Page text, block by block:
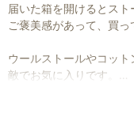
届いた箱を開けるとス
ご褒美感があって、買っ
ウールストールやコッ
敵でお気に入りです。
季節ごとシーンごとの